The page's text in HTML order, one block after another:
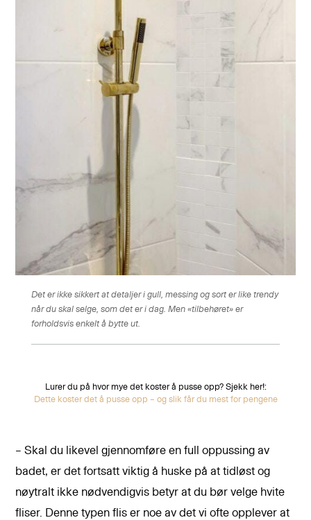
Det er ikke sikkert at detaljer i gull, messing og sort er like trendy
når du skal selge, som det er i dag. Men «tilbehøret» er
forholdsvis enkelt å bytte ut.
Lurer du på hvor mye det koster å pusse opp? Sjekk her!:
Dette koster det å pusse opp – og slik får du mest for pengene
– Skal du likevel gjennomføre en full oppussing av
badet, er det fortsatt viktig å huske på at tidløst og
nøytralt ikke nødvendigvis betyr at du bør velge hvite
fliser. Denne typen flis er noe av det vi ofte opplever at